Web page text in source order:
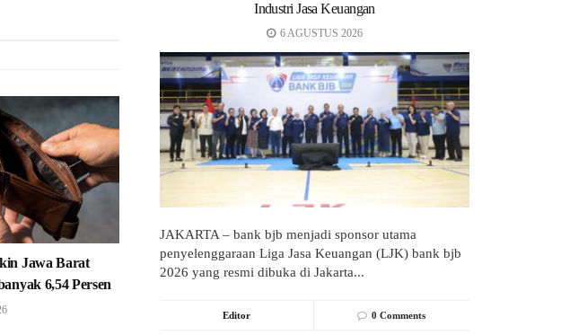
Jawa Barat
6,54 Persen
Industri Jasa Keuangan
6 AGUSTUS 2026
JAKARTA – bank bjb menjadi sponsor utama
penyelenggaraan Liga Jasa Keuangan (LJK) bank bjb
2026 yang resmi dibuka di Jakarta...
Editor 0 Comments